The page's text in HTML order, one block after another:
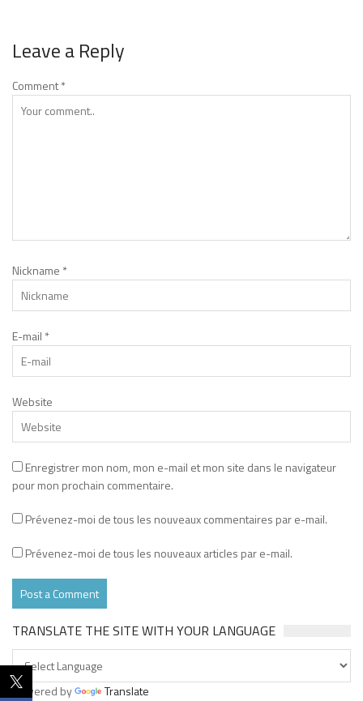
Leave a Reply
Comment*
Nickname *
E-mail *
Website
Enregistrer mon nom, mon e-mail et mon site dans le navigateur
pour mon prochain commentaire.
Prévenez-moi de tous les nouveaux commentaires par e-mail.
Prévenez-moi de tous les nouveaux articles par e-mail.
TRANSLATE THE SITE WITH YOUR LANGUAGE
Powered by Translate